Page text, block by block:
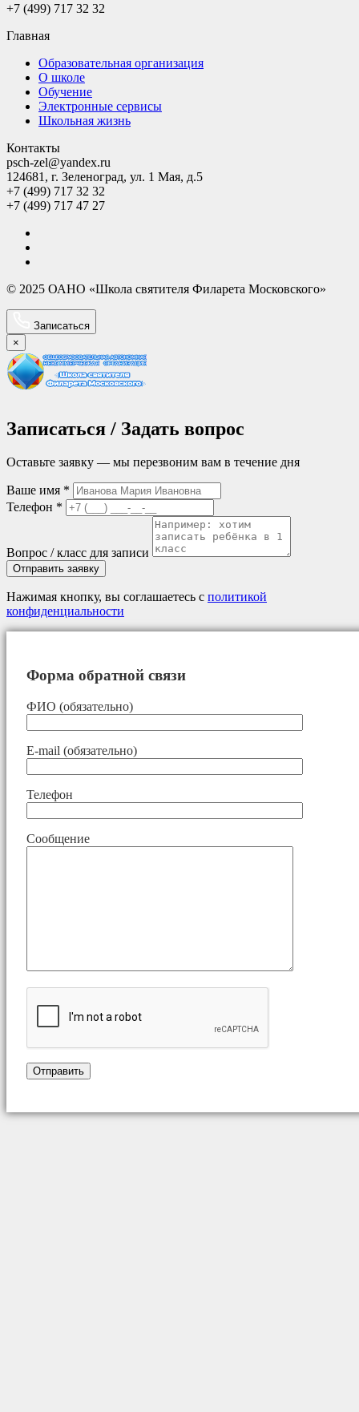
+7 (499) 717 32 32
Главная
Образовательная организация
О школе
Обучение
Электронные сервисы
Школьная жизнь
Контакты
psch-zel@yandex.ru
124681, г. Зеленоград, ул. 1 Мая, д.5
+7 (499) 717 32 32
+7 (499) 717 47 27
© 2025 ОАНО «Школа святителя Филарета Московского»
Записаться
×
Записаться / Задать вопрос
Оставьте заявку — мы перезвоним вам в течение дня
Ваше имя *
Телефон *
Вопрос / класс для записи
Отправить заявку
Нажимая кнопку, вы соглашаетесь с политикой
конфиденциальности
Форма обратной связи
ФИО (обязательно)
E-mail (обязательно)
Телефон
Сообщение